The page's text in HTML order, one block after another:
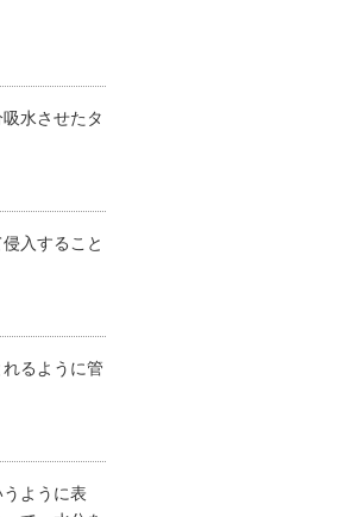
水させたタ
入すること
るように管
ように表